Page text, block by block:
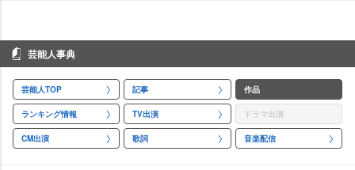
芸能人事典
芸能人TOP 記事 作品
ランキング情報 TV出演 ドラマ出演
CM出演 歌詞 音楽配信